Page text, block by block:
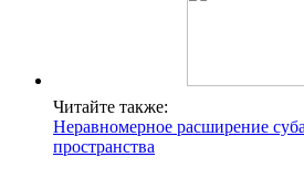
Читайте также:
Неравномерное расширение
пространства